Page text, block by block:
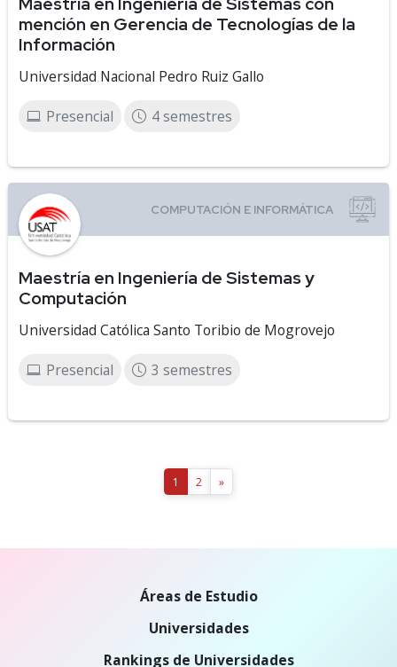
mención en Gerencia de Tecnologías de la
Información
Universidad Nacional Pedro Ruiz Gallo
Presencial 4 semestres
Maestría en Ingeniería de Sistemas y
Computación
Universidad Católica Santo Toribio de Mogrovejo
Presencial 3 semestres
1 2 »
Áreas de Estudio
Universidades
Rankings de Universidades